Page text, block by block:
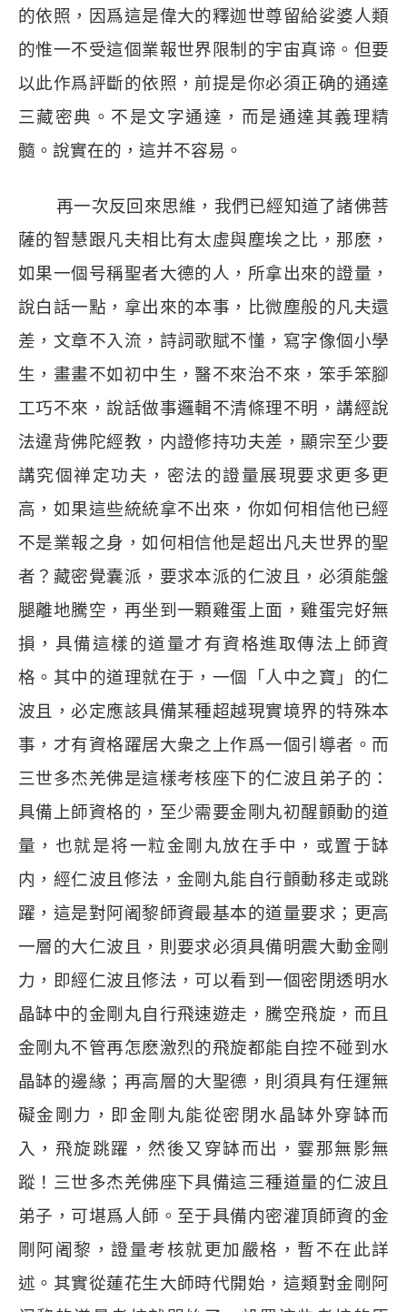
的依照，因爲這是偉大的釋迦世尊留給娑婆人類
的惟一不受這個業報世界限制的宇宙真谛。但要
以此作爲評斷的依照，前提是你必須正确的通達
三藏密典。不是文字通達，而是通達其義理精
髓。說實在的，這并不容易。
再一次反回來思維，我們已經知道了諸佛菩
薩的智慧跟凡夫相比有太虛與塵埃之比，那麽，
如果一個号稱聖者大德的人，所拿出來的證量，
說白話一點，拿出來的本事，比微塵般的凡夫還
差，文章不入流，詩詞歌賦不懂，寫字像個小學
生，畫畫不如初中生，醫不來治不來，笨手笨腳
工巧不來，說話做事邏輯不清條理不明，講經說
法違背佛陀經教，内證修持功夫差，顯宗至少要
講究個禅定功夫，密法的證量展現要求更多更
高，如果這些統統拿不出來，你如何相信他已經
不是業報之身，如何相信他是超出凡夫世界的聖
者？藏密覺囊派，要求本派的仁波且，必須能盤
腿離地騰空，再坐到一顆雞蛋上面，雞蛋完好無
損，具備這樣的道量才有資格進取傳法上師資
格。其中的道理就在于，一個「人中之寶」的仁
波且，必定應該具備某種超越現實境界的特殊本
事，才有資格躍居大衆之上作爲一個引導者。而
三世多杰羌佛是這樣考核座下的仁波且弟子的：
具備上師資格的，至少需要金剛丸初醒顫動的道
量，也就是将一粒金剛丸放在手中，或置于缽
内，經仁波且修法，金剛丸能自行顫動移走或跳
躍，這是對阿阇黎師資最基本的道量要求；更高
一層的大仁波且，則要求必須具備明震大動金剛
力，即經仁波且修法，可以看到一個密閉透明水
晶缽中的金剛丸自行飛速遊走，騰空飛旋，而且
金剛丸不管再怎麽激烈的飛旋都能自控不碰到水
晶缽的邊緣；再高層的大聖德，則須具有任運無
礙金剛力，即金剛丸能從密閉水晶缽外穿缽而
入，飛旋跳躍，然後又穿缽而出，霎那無影無
蹤！三世多杰羌佛座下具備這三種道量的仁波且
弟子，可堪爲人師。至于具備内密灌頂師資的金
剛阿阇黎，證量考核就更加嚴格，暫不在此詳
述。其實從蓮花生大師時代開始，這類對金剛阿